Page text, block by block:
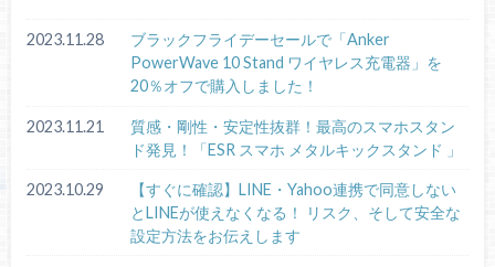
2023.11.28
ブラックフライデーセールで「Anker
PowerWave 10 Stand ワイヤレス充電器」を
20％オフで購入しました！
2023.11.21
質感・剛性・安定性抜群！最高のスマホスタン
ド発見！「ESR スマホ メタルキックスタンド 」
2023.10.29
【すぐに確認】LINE・Yahoo連携で同意しない
とLINEが使えなくなる！ リスク、そして安全な
設定方法をお伝えします